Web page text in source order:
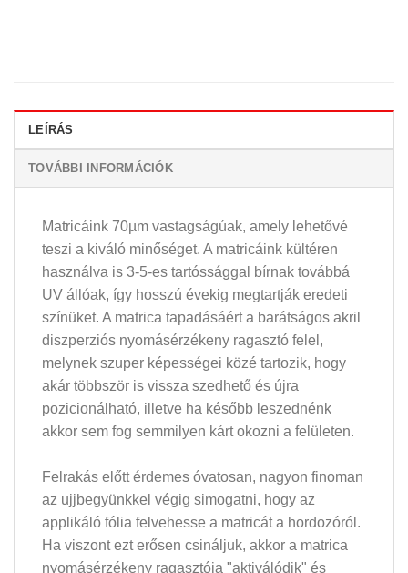
LEÍRÁS
TOVÁBBI INFORMÁCIÓK
Matricáink 70µm vastagságúak, amely lehetővé
teszi a kiváló minőséget. A matricáink kültéren
használva is 3-5-es tartóssággal bírnak továbbá
UV állóak, így hosszú évekig megtartják eredeti
színüket. A matrica tapadásáért a barátságos akril
diszperziós nyomásérzékeny ragasztó felel,
melynek szuper képességei közé tartozik, hogy
akár többször is vissza szedhető és újra
pozicionálható, illetve ha később leszednénk
akkor sem fog semmilyen kárt okozni a felületen.
Felrakás előtt érdemes óvatosan, nagyon finoman
az ujjbegyünkkel végig simogatni, hogy az
applikáló fólia felvehesse a matricát a hordozóról.
Ha viszont ezt erősen csináljuk, akkor a matrica
nyomásérzékeny ragasztója "aktiválódik" és